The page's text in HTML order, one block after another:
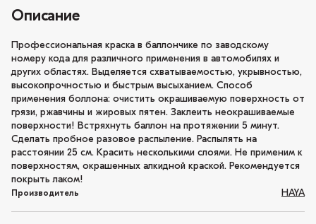
Описание
Профессиональная краска в баллончике по заводскому
номеру кода для различного применения в автомобилях и
других областях. Выделяется схватываемостью, укрывностью,
высокопрочностью и быстрым высыханием. Способ
применения боллона: очистить окрашиваемую поверхность от
грязи, ржавчины и жировых пятен. Заклеить неокрашиваемые
поверхности! Встряхнуть баллон на протяжении 5 минут.
Сделать пробное разовое распыление. Распылять на
расстоянии 25 см. Красить несколькими слоями. Не применим к
поверхностям, окрашенных алкидной краской. Рекомендуется
покрыть лаком!
Производитель HAYA